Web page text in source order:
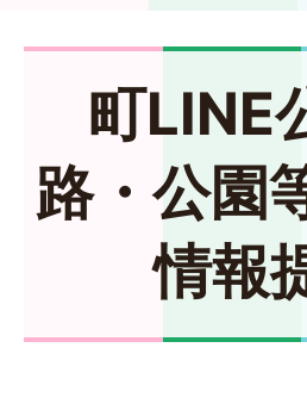
町LINE
路・公園
情報